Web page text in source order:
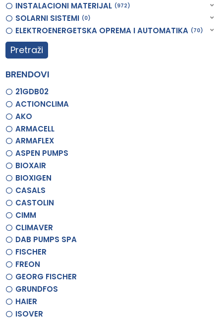
INSTALACIONI MATERIJAL 972
SOLARNI SISTEMI 0
ELEKTROENERGETSKA OPREMA I AUTOMATIKA 70
Pretraži
BRENDOVI
21GDB02
ACTIONCLIMA
AKO
ARMACELL
ARMAFLEX
ASPEN PUMPS
BIOXAIR
BIOXIGEN
CASALS
CASTOLIN
CIMM
CLIMAVER
DAB PUMPS SPA
FISCHER
FREON
GEORG FISCHER
GRUNDFOS
HAIER
ISOVER